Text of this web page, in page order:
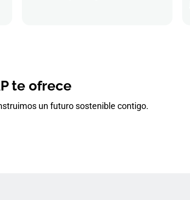
te ofrece
un futuro sostenible contigo.